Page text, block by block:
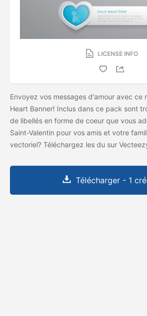
LICENSE INFO
Envoyez vos messages d'amour avec ce
Heart Banner! Inclus dans ce pack sont
de libellés en forme de coeur que vous
Saint-Valentin pour vos amis et votre
vectoriel? Téléchargez les du sur
Télécharger - 1